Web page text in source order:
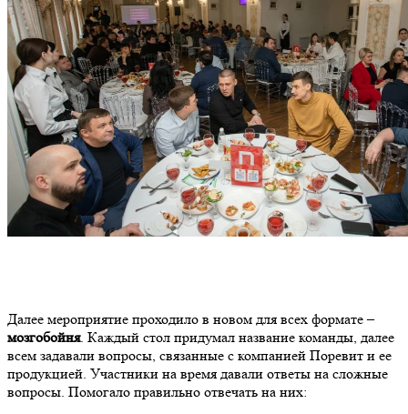
Далее мероприятие проходило в новом для всех формате –
мозгобойня. Каждый стол придумал название команды, далее
всем задавали вопросы, связанные с компанией Поревит и ее
продукцией. Участники на время давали ответы на сложные
вопросы. Помогало правильно отвечать на них: